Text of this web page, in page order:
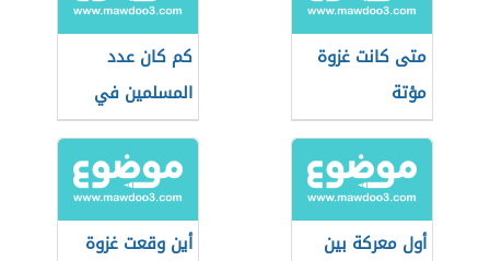
متى كانت غزوة
مؤتة
كم كان عدد
المسلمين في
غزوة تبوك
أول معركة بين
أين وقعت غزوة